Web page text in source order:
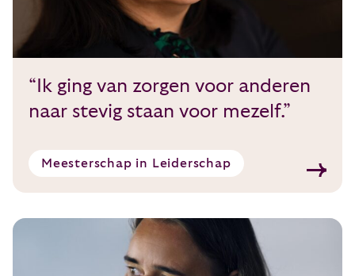
“Ik ging van zorgen voor anderen
naar stevig staan voor mezelf.”
Meesterschap in Leiderschap